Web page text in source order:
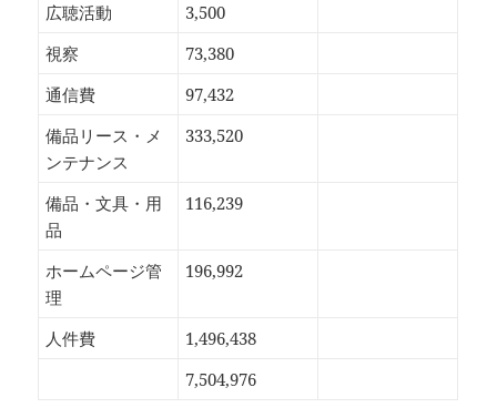
広聴活動
3,500
視察
73,380
通信費
97,432
備品リース・メ
ンテナンス
333,520
備品・文具・用
品
116,239
ホームページ管
理
196,992
人件費
1,496,438
7,504,976